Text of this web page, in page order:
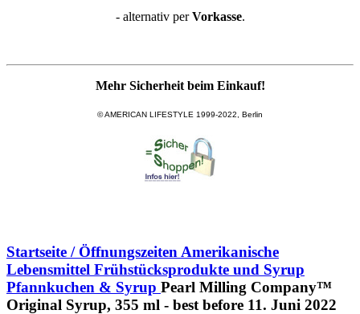
- alternativ perVorkasse.
Mehr Sicherheit beim Einkauf!
© AMERICAN LIFESTYLE 1999-2022, Berlin
Startseite / Öffnungszeiten Amerikanische
Lebensmittel Frühstücksprodukte und Syrup
Pfannkuchen & Syrup Pearl Milling Company™
Original Syrup, 355 ml - best before 11. Juni 2022